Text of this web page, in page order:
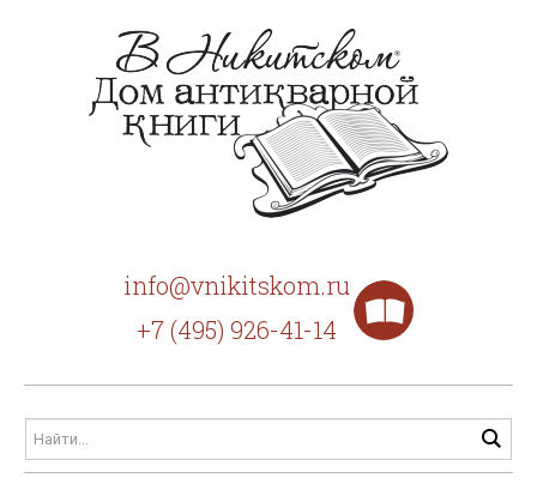
info@vnikitskom.ru
+7 (495) 926-41-14